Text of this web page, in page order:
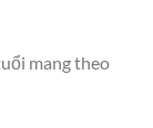
mang theo